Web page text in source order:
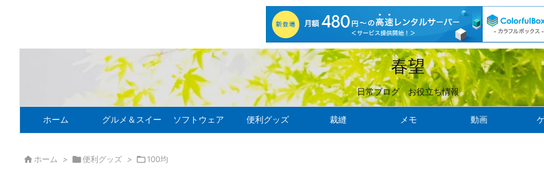
春望
日常ブログ お役立ち情報
ホーム グルメ＆スイーツ ソフトウェア 便利グッズ 裁縫 メモ 動画
 ホーム > 便利グッズ > 100均